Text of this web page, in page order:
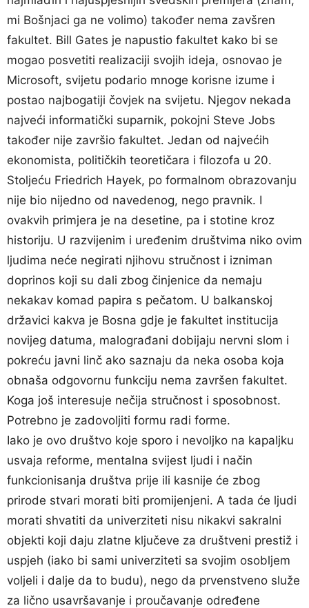
mi Bošnjaci ga ne volimo) također nema zavšren
fakultet. Bill Gates je napustio fakultet kako bi se
mogao posvetiti realizaciji svojih ideja, osnovao je
Microsoft, svijetu podario mnoge korisne izume i
postao najbogatiji čovjek na svijetu. Njegov nekada
najveći informatički suparnik, pokojni Steve Jobs
također nije završio fakultet. Jedan od najvećih
ekonomista, političkih teoretičara i filozofa u 20.
Stoljeću Friedrich Hayek, po formalnom obrazovanju
nije bio nijedno od navedenog, nego pravnik. I
ovakvih primjera je na desetine, pa i stotine kroz
historiju. U razvijenim i uređenim društvima niko ovim
ljudima neće negirati njihovu stručnost i izniman
doprinos koji su dali zbog činjenice da nemaju
nekakav komad papira s pečatom. U balkanskoj
državici kakva je Bosna gdje je fakultet institucija
novijeg datuma, malograđani dobijaju nervni slom i
pokreću javni linč ako saznaju da neka osoba koja
obnaša odgovornu funkciju nema završen fakultet.
Koga još interesuje nečija stručnost i sposobnost.
Potrebno je zadovoljiti formu radi forme.
Iako je ovo društvo koje sporo i nevoljko na kapaljku
usvaja reforme, mentalna svijest ljudi i način
funkcionisanja društva prije ili kasnije će zbog
prirode stvari morati biti promijenjeni. A tada će ljudi
morati shvatiti da univerziteti nisu nikakvi sakralni
objekti koji daju zlatne ključeve za društveni prestiž i
uspjeh (iako bi sami univerziteti sa svojim osobljem
voljeli i dalje da to budu), nego da prvenstveno služe
za lično usavršavanje i proučavanje određene